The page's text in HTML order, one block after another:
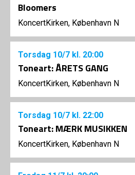
Bloomers
KoncertKirken, København N
Torsdag 10/7 kl. 20:00
Toneart: ÅRETS GANG
KoncertKirken, København N
Torsdag 10/7 kl. 22:00
Toneart: MÆRK MUSIKKEN
KoncertKirken, København N